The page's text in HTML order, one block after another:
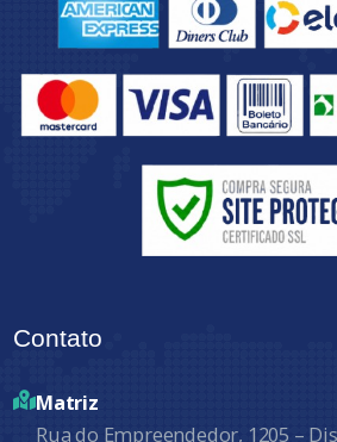
Contato
Matriz
Rua do Empreendedor, 1205 –